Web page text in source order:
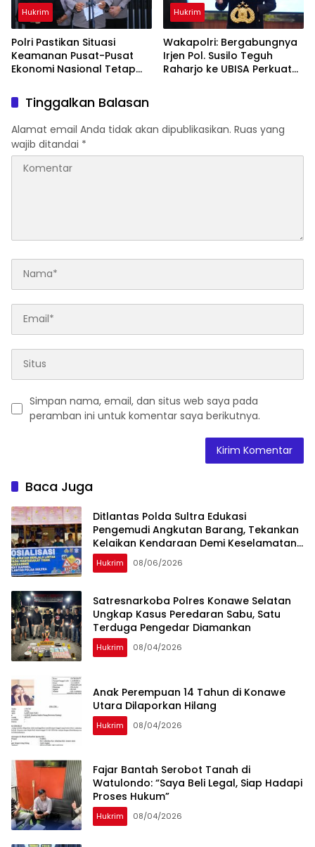
Hukrim
Polri Pastikan Situasi
Keamanan Pusat-Pusat
Ekonomi Nasional Tetap
Hukrim
Wakapolri: Bergabungnya
Irjen Pol. Susilo Teguh
Raharjo ke UBISA Perkuat
Tinggalkan Balasan
Alamat email Anda tidak akan dipublikasikan. Ruas yang
wajib ditandai *
Simpan nama, email, dan situs web saya pada
peramban ini untuk komentar saya berikutnya.
Baca Juga
Ditlantas Polda Sultra Edukasi
Pengemudi Angkutan Barang, Tekankan
Kelaikan Kendaraan Demi Keselamatan
Berlalu Lintas
Hukrim 08/06/2026
Satresnarkoba Polres Konawe Selatan
Ungkap Kasus Peredaran Sabu, Satu
Terduga Pengedar Diamankan
Hukrim 08/04/2026
Anak Perempuan 14 Tahun di Konawe
Utara Dilaporkan Hilang
Hukrim 08/04/2026
‎Fajar Bantah Serobot Tanah di
Watulondo: “Saya Beli Legal, Siap Hadapi
Proses Hukum”
Hukrim 08/04/2026